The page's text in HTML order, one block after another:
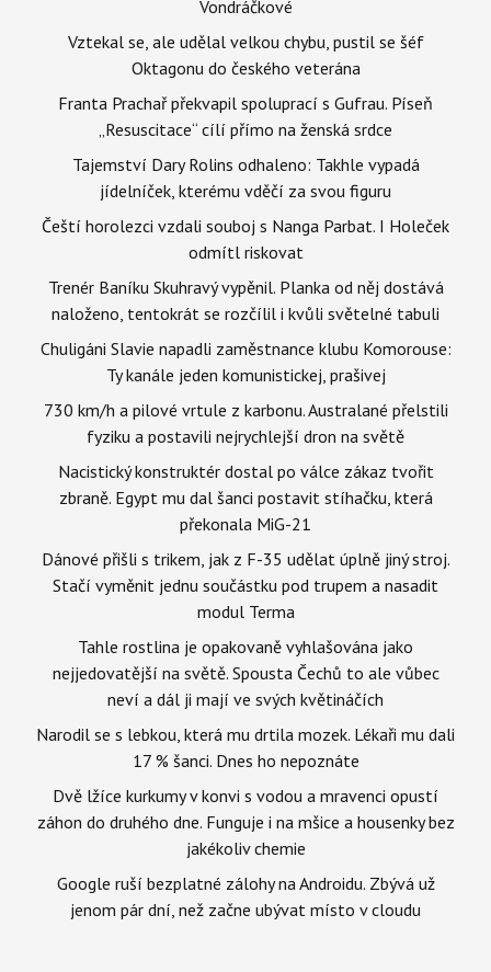
Vondráčkové
Vztekal se, ale udělal velkou chybu, pustil se šéf
Oktagonu do českého veterána
Franta Prachař překvapil spoluprací s Gufrau. Píseň
„Resuscitace“ cílí přímo na ženská srdce
Tajemství Dary Rolins odhaleno: Takhle vypadá
jídelníček, kterému vděčí za svou figuru
Čeští horolezci vzdali souboj s Nanga Parbat. I Holeček
odmítl riskovat
Trenér Baníku Skuhravý vypěnil. Planka od něj dostává
naloženo, tentokrát se rozčílil i kvůli světelné tabuli
Chuligáni Slavie napadli zaměstnance klubu Komorouse:
Ty kanále jeden komunistickej, prašivej
730 km/h a pilové vrtule z karbonu. Australané přelstili
fyziku a postavili nejrychlejší dron na světě
Nacistický konstruktér dostal po válce zákaz tvořit
zbraně. Egypt mu dal šanci postavit stíhačku, která
překonala MiG-21
Dánové přišli s trikem, jak z F-35 udělat úplně jiný stroj.
Stačí vyměnit jednu součástku pod trupem a nasadit
modul Terma
Tahle rostlina je opakovaně vyhlašována jako
nejjedovatější na světě. Spousta Čechů to ale vůbec
neví a dál ji mají ve svých květináčích
Narodil se s lebkou, která mu drtila mozek. Lékaři mu dali
17 % šanci. Dnes ho nepoznáte
Dvě lžíce kurkumy v konvi s vodou a mravenci opustí
záhon do druhého dne. Funguje i na mšice a housenky bez
jakékoliv chemie
Google ruší bezplatné zálohy na Androidu. Zbývá už
jenom pár dní, než začne ubývat místo v cloudu